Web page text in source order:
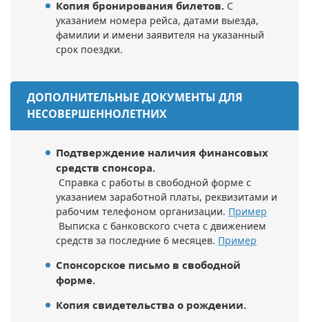
Копия бронирования билетов. С
указанием номера рейса, датами выезда,
фамилии и имени заявителя на указанный
срок поездки.
ДОПОЛНИТЕЛЬНЫЕ ДОКУМЕНТЫ ДЛЯ
НЕСОВЕРШЕННОЛЕТНИХ
Подтверждение наличия финансовых
средств спонсора.
Справка с работы в свободной форме с
указанием заработной платы, реквизитами и
рабочим телефоном организации. Пример
Выписка с банковского счета с движением
средств за последние 6 месяцев. Пример
Спонсорское письмо в свободной
форме.
Копия свидетельства о рождении.